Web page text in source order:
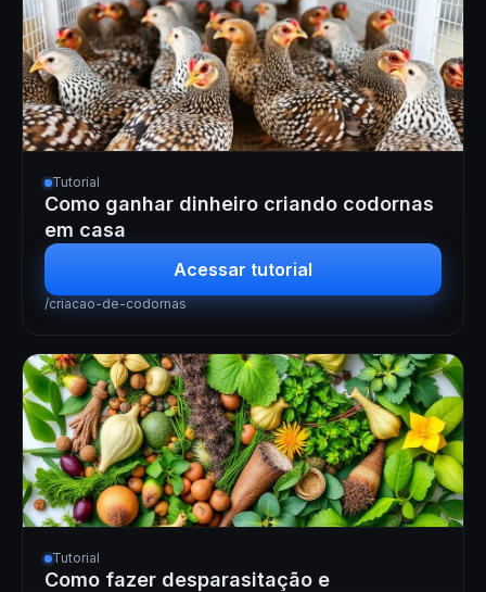
Tutorial
Como ganhar dinheiro criando codornas
em casa
Acessar tutorial
/criacao-de-codornas
Tutorial
Como fazer desparasitação e